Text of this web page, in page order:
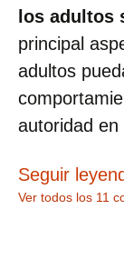
los adultos
principal
adultos
autoridad en
Seguir
Ver todos los 11